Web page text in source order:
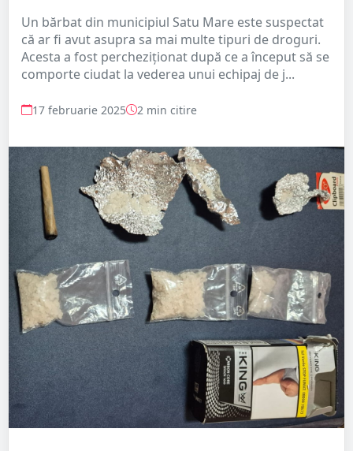
Un bărbat din municipiul Satu Mare este suspectat
că ar fi avut asupra sa mai multe tipuri de droguri.
Acesta a fost percheziționat după ce a început să se
comporte ciudat la vederea unui echipaj de j...
17 februarie 2025 2 min citire